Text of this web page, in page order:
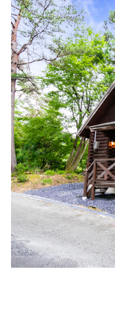
住所:兵庫県姫路市
医療法人社団健裕会
住所:兵庫県姫路市
三谷内科医院
住所:兵庫県姫路市
てらおクリニック
住所:兵庫県姫路市
マップで見る
白枝医院
住所:兵庫県姫路市
仁恵病院
住所:兵庫県姫路市
姫路医療生活協同組
住所:兵庫県姫路市